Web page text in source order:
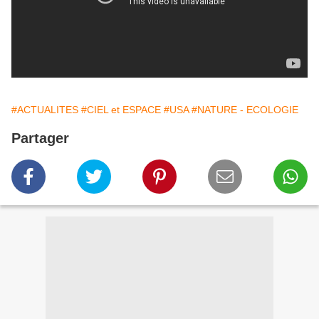
#ACTUALITES #CIEL et ESPACE #USA #NATURE - ECOLOGIE
Partager